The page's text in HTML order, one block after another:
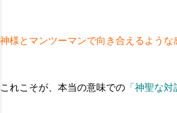
神様とマンツーマンで向き合えるような
これこそが、本当の意味での 「神聖な対